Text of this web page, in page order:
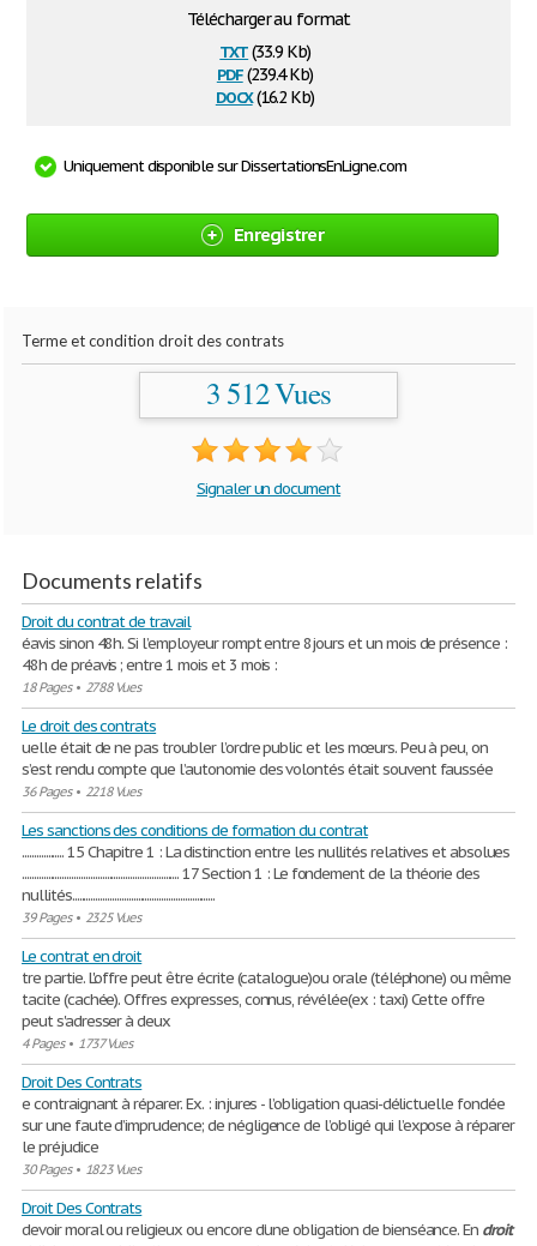
Télécharger au format
txt(33.9 Kb)
pdf(239.4 Kb)
docx(16.2 Kb)
Uniquement disponible sur DissertationsEnLigne.com
Enregistrer
Terme et condition droit des contrats
3 512 Vues
Signaler un document
Documents relatifs
Droit du contrat de travail
éavis sinon 48h. Si l’employeur rompt entre 8jours et un mois de présence :
48h de préavis ; entre 1 mois et 3 mois :
18 Pages• 2788 Vues
Le droit des contrats
uelle était de ne pas troubler l’ordre public et les mœurs. Peu à peu, on
s’est rendu compte que l’autonomie des volontés était souvent faussée
36 Pages• 2218 Vues
Les sanctions des conditions de formation du contrat
.................. 15 Chapitre 1 : La distinction entre les nullités relatives et absolues
................................................................... 17 Section 1 : Le fondement de la théorie des
nullités.............................................................
39 Pages• 2325 Vues
Le contrat en droit
tre partie. L'offre peut être écrite (catalogue)ou orale (téléphone) ou même
tacite (cachée). Offres expresses, connus, révélée(ex : taxi) Cette offre
peut s'adresser à deux
4 Pages• 1737 Vues
Droit Des Contrats
e contraignant à réparer. Ex. : injures - l’obligation quasi-délictuelle fondée
sur une faute d’imprudence; de négligence de l’obligé qui l’expose à réparer
le préjudice
30 Pages• 1823 Vues
Droit Des Contrats
devoir moral ou religieux ou encore d’une obligation de bienséance. En droit